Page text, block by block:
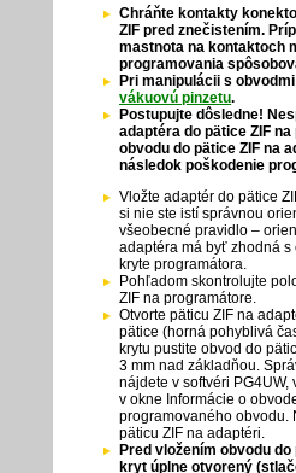
Chráňte kontakty
ZIF pred znečistením.
mastnota na kontaktoch
programovania
Pri manipulácii s
vákuovú pinzetu.
Postupujte dôsledne!
adaptéra do pätice ZIF
obvodu do pätice ZIF na
následok poškodenie
Vložte adaptér do pätice
si nie ste istí správnou
všeobecné pravidlo –
adaptéra má byť zhodná s
kryte programátora.
Pohľadom skontrolujte
ZIF na programátore.
Otvorte päticu ZIF na
pätice (horná pohyblivá
krytu pustite obvod do
3 mm nad základňou.
nájdete v softvéri PG4UW,
v okne Informácie o
programovaného obvodu.
päticu ZIF na adaptéri.
Pred vložením obvodu
kryt úplne otvorený